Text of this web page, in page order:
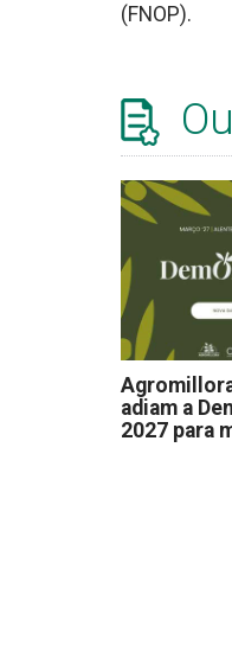
(FNOP).
adiam a
2027 para